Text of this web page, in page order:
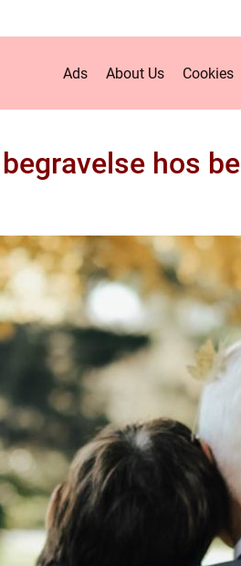
Ads About Us Cookies
hos